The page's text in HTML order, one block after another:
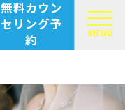
無料カウン
セリング予
約
MENU